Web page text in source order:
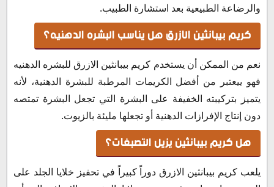
والرضاعة الطبيعية بعد استشارة الطبيب.
كريم بيبانثين الازرق هل يناسب البشره الدهنيه؟
نعم من الممكن أن يستخدم كريم بيبانثين الازرق للبشره الدهنيه
فهو ييعتبر من أفضل الكريمات المرطبة للبشرة الدهنية، لأنه
يتميز بتركيبته الخفيفة على البشرة التي تجعل البشرة تمتصه
دون إنتاج الإفرازات الدهنية أو تجعلها مليئة بالزيوت.
هل كريم بيبانثين يزيل التصبغات؟
يلعب كريم بيبانثين الازرق دوراً كبيراً في تحفيز خلايا الجلد على